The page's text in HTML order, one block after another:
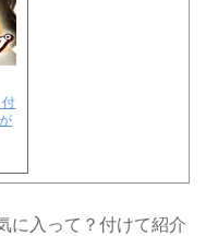
に入って？付けて紹介